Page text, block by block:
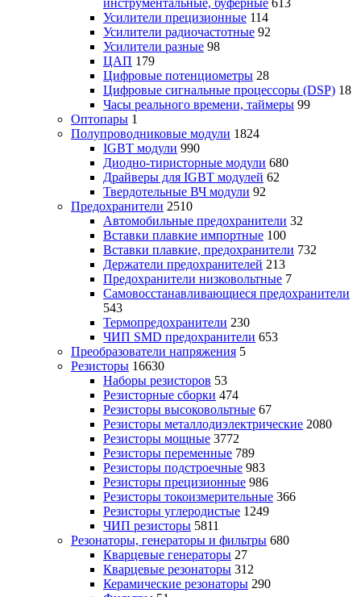
Усилители прецизионные 114
Усилители радиочастотные 92
Усилители разные 98
ЦАП 179
Цифровые потенциометры 28
Цифровые сигнальные процессоры (DSP) 18
Часы реального времени, таймеры 99
Оптопары 1
Полупроводниковые модули 1824
IGBT модули 990
Диодно-тиристорные модули 680
Драйверы для IGBT модулей 62
Твердотельные ВЧ модули 92
Предохранители 2510
Автомобильные предохранители 32
Вставки плавкие импортные 100
Вставки плавкие, предохранители 732
Держатели предохранителей 213
Предохранители низковольтные 7
Самовосстанавливающиеся предохранители
543
Термопредохранители 230
ЧИП SMD предохранители 653
Преобразователи напряжения 5
Резисторы 16630
Наборы резисторов 53
Резисторные сборки 474
Резисторы высоковольтные 67
Резисторы металлодиэлектрические 2080
Резисторы мощные 3772
Резисторы переменные 789
Резисторы подстроечные 983
Резисторы прецизионные 986
Резисторы токоизмерительные 366
Резисторы углеродистые 1249
ЧИП резисторы 5811
Резонаторы, генераторы и фильтры 680
Кварцевые генераторы 27
Кварцевые резонаторы 312
Керамические резонаторы 290